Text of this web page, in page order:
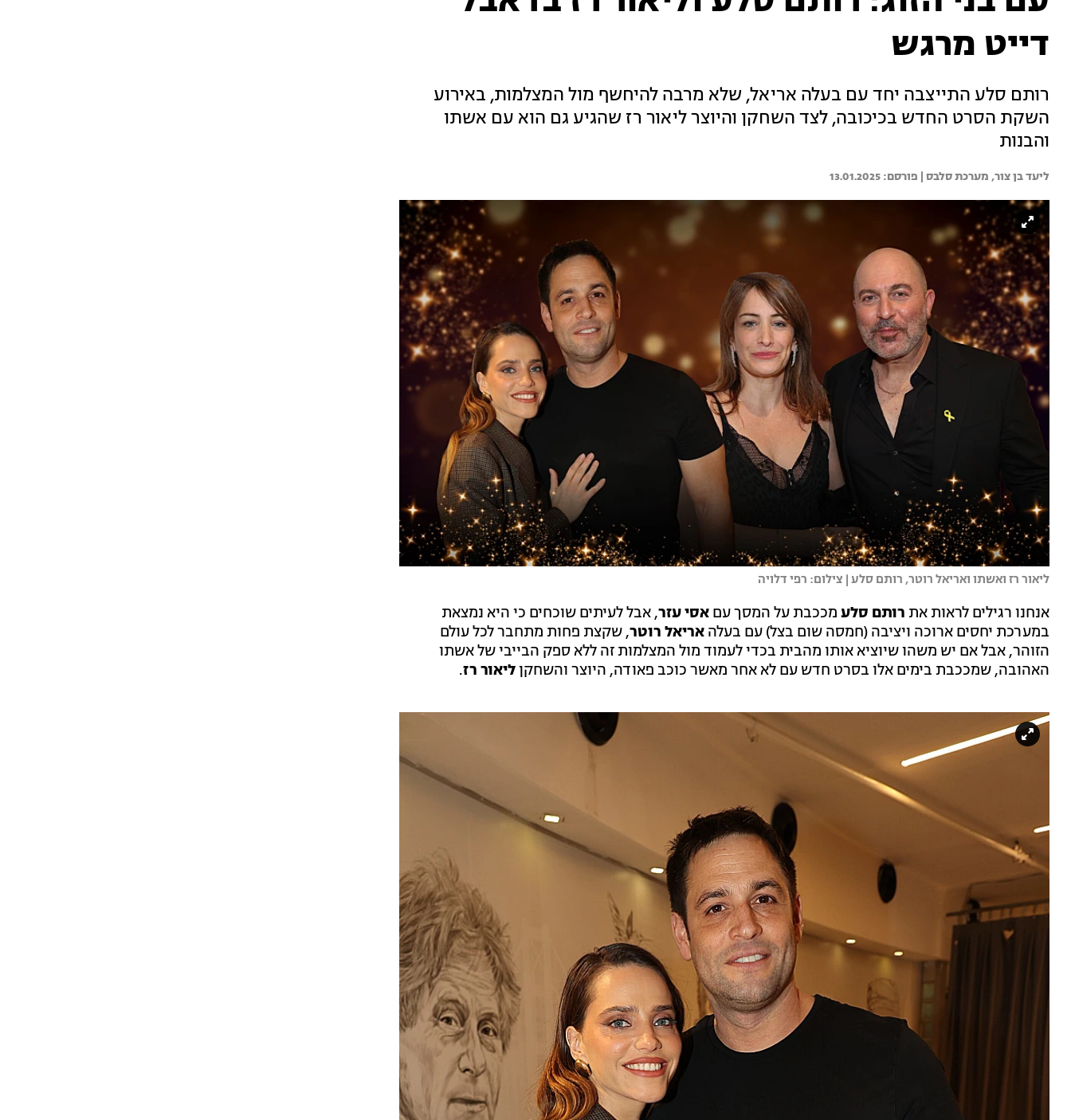
דייט מרגש
רותם סלע התייצבה יחד עם בעלה אריאל, שלא מרבה להיחשף מול המצלמות, באירוע
השקת הסרט החדש בכיכובה, לצד השחקן והיוצר ליאור רז שהגיע גם הוא עם אשתו
והבנות
ליעד בן צור, מערכת סלבס | 13.01.2025
ליאור רז ואשתו ואריאל רוטר, רותם סלע | צילום: רפי דלויה
אנחנו רגילים לראות את רותם סלע מככבת על המסך עם אסי עזר, אבל לעיתים שוכחים כי היא נמצאת
במערכת יחסים ארוכה ויציבה (חמסה שום בצל) עם בעלה אריאל רוטר, שקצת פחות מתחבר לכל עולם
הזוהר, אבל אם יש משהו שיוציא אותו מהבית בכדי לעמוד מול המצלמות זה ללא ספק הבייבי של אשתו
האהובה, שמככבת בימים אלו בסרט חדש עם לא אחר מאשר כוכב פאודה, היוצר והשחקןליאור רז.